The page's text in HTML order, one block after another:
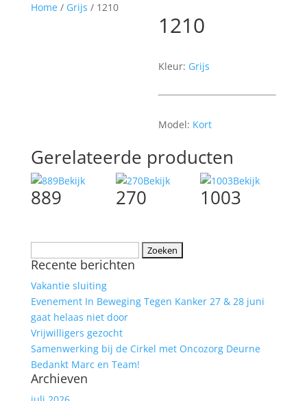
Home/ Grijs / 1210
1210
Kleur: Grijs
Model: Kort
Gerelateerde producten
Bekijk
889
Bekijk
270
Bekijk
1003
naar:
Recente berichten
Vakantie sluiting
Evenement In Beweging Tegen Kanker 27 & 28 juni
gaat helaas niet door
Vrijwilligers gezocht
Samenwerking bij de Cirkel met Oncozorg Deurne
Bedankt Marc en Team!
Archieven